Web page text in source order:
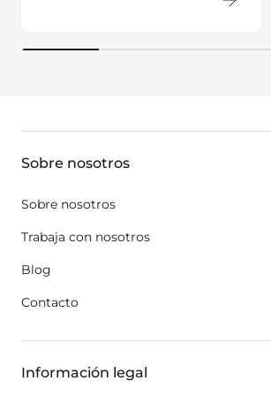
Sobre nosotros
Sobre nosotros
Trabaja con nosotros
Blog
Contacto
Información legal